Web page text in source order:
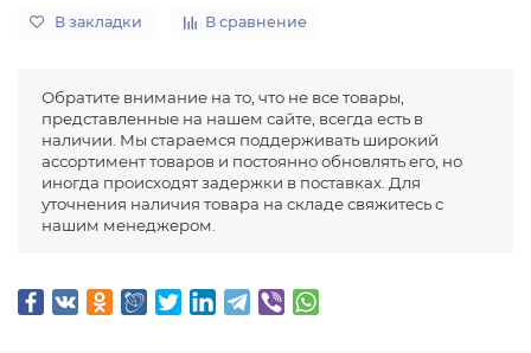
В закладки В сравнение
Обратите внимание на то, что не все товары,
представленные на нашем сайте, всегда есть в
наличии. Мы стараемся поддерживать широкий
ассортимент товаров и постоянно обновлять его, но
иногда происходят задержки в поставках. Для
уточнения наличия товара на складе свяжитесь с
нашим менеджером.